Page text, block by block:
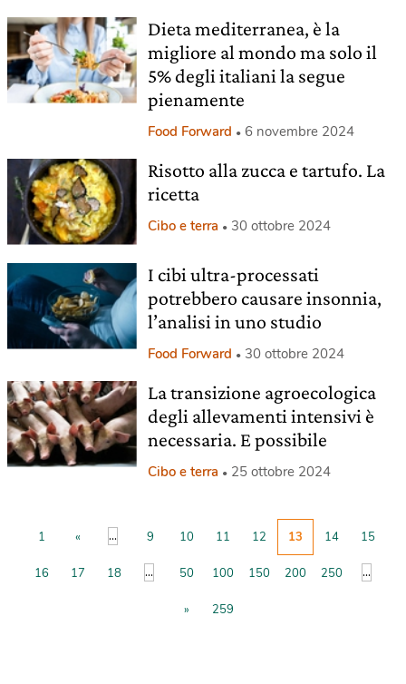
Dieta mediterranea, è la
migliore al mondo ma solo il
5% degli italiani la segue
pienamente
Food Forward 6 novembre 2024
Risotto alla zucca e tartufo. La
ricetta
Cibo e terra 30 ottobre 2024
I cibi ultra-processati
potrebbero causare insonnia,
l’analisi in uno studio
Food Forward 30 ottobre 2024
La transizione agroecologica
degli allevamenti intensivi è
necessaria. E possibile
Cibo e terra 25 ottobre 2024
1 « ... 9 10 11 12 13 14 15
16 17 18 ... 50 100 150 200 250 ...
» 259